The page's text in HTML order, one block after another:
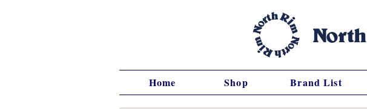
Home Shop Brand List